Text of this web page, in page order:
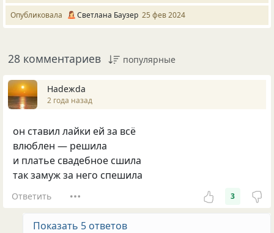
Опубликовала Светлана Баузер 25 фев 2024
28 комментариев популярные
Нadeжda
2 года назад
он ставил лайки ей за всё
влюблен — решила
и платье свадебное сшила
так замуж за него спешила
Ответить 3
Показать 5 ответов